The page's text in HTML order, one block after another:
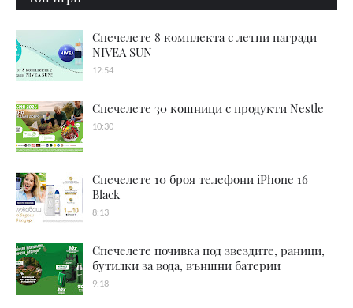
Спечелете 8 комплекта с летни награди
NIVEA SUN
12:54
Спечелете 30 кошници с продукти Nestle
10:30
Спечелете 10 броя телефони iPhone 16
Black
8:13
Спечелете почивка под звездите, раници,
бутилки за вода, външни батерии
9:18